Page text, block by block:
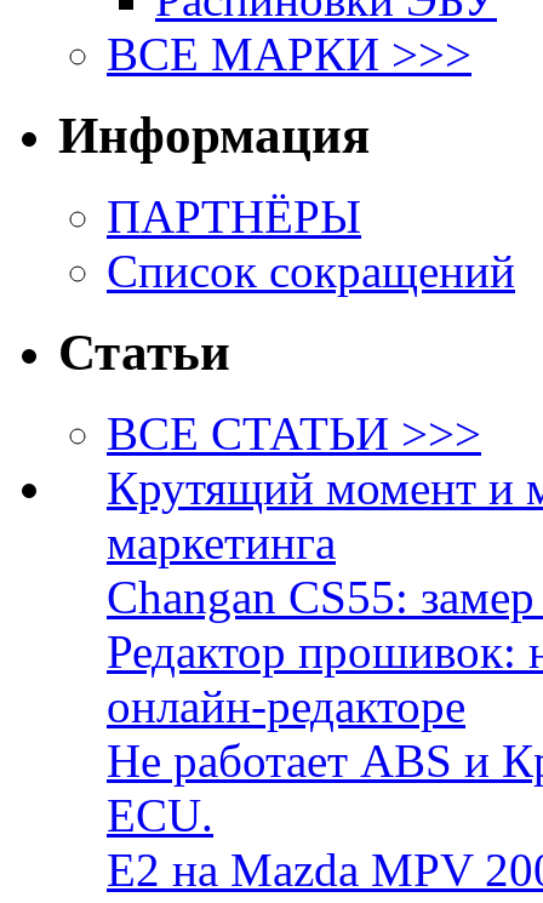
ВСЕ МАРКИ >>>
Информация
ПАРТНЁРЫ
Список сокращений
Статьи
ВСЕ СТАТЬИ >>>
Крутящий момент и
маркетинга
Changan CS55:
Редактор прошивок:
онлайн-редакторе
Не работает ABS и
ECU.
E2 на Mazda MPV